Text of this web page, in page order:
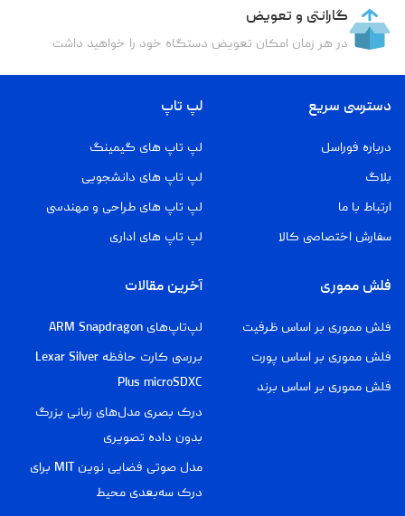
گارانتی و تعویض
در هر زمان امکان تعویض دستگاه خود را خواهید داشت
دسترسی سریع
درباره فوراسل
بلاگ
ارتباط با ما
سفارش اختصاصی کالا
لپ تاپ
لپ تاپ های گیمینگ
لپ تاپ های دانشجویی
لپ تاپ های طراحی و مهندسی
لپ تاپ های اداری
فلش مموری
فلش مموری بر اساس ظرفیت
فلش مموری بر اساس پورت
فلش مموری بر اساس برند
آخرین مقالات
لپ‌تاپ‌های ARM Snapdragon
بررسی کارت حافظه Lexar Silver
Plus microSDXC
درک بصری مدل‌های زبانی بزرگ
بدون داده تصویری
مدل صوتی فضایی نوین MIT برای
درک سه‌بعدی محیط